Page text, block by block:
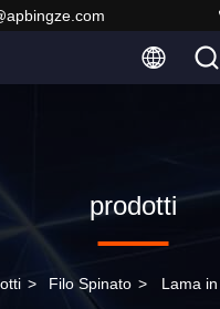
prodotti
> Filo Spinato > Lama